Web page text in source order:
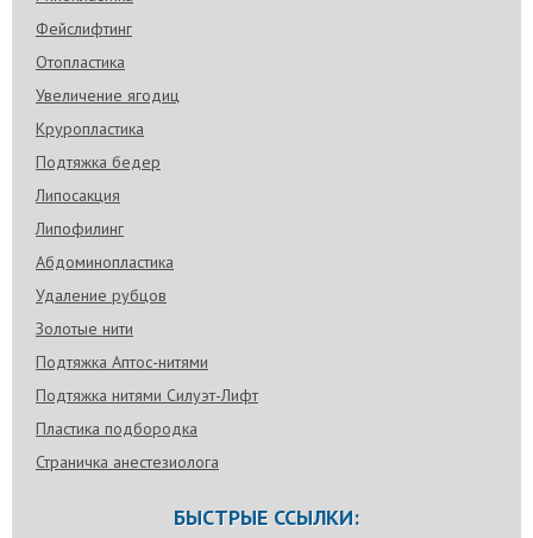
Фейслифтинг
Отопластика
Увеличение ягодиц
Круропластика
Подтяжка бедер
Липосакция
Липофилинг
Абдоминопластика
Удаление рубцов
Золотые нити
Подтяжка Аптос-нитями
Подтяжка нитями Силуэт-Лифт
Пластика подбородка
Страничка анестезиолога
БЫСТРЫЕ ССЫЛКИ: